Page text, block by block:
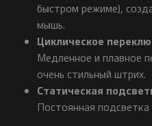
быстром режиме),
мышь.
Циклическое
Медленное и плавное
очень стильный штрих.
Статическая
Постоянная